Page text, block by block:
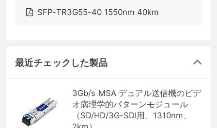
SFP-TR3G55-40 1550nm 40km
最近チェックした製品
3Gb/s MSA デュアル送信機のビデ
オ病理学的パターンモジュール
（SD/HD/3G-SDI用、1310nm、